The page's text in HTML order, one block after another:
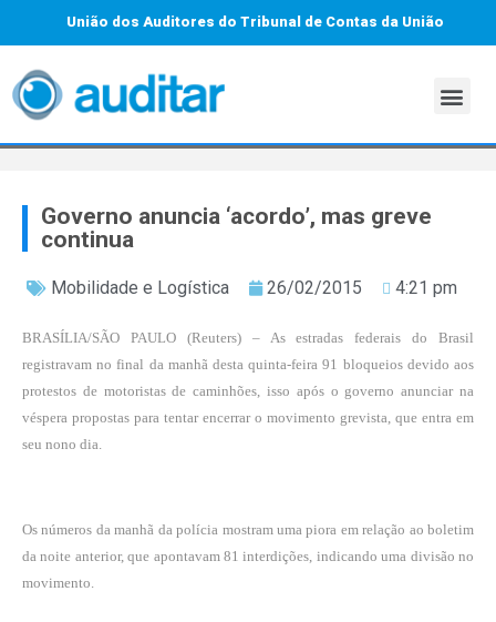
União dos Auditores do Tribunal de Contas da União
Governo anuncia ‘acordo’, mas greve
continua
Mobilidade e Logística 26/02/2015 4:21 pm
BRASÍLIA/SÃO PAULO (Reuters) – As estradas federais do Brasil
registravam no final da manhã desta quinta-feira 91 bloqueios devido aos
protestos de motoristas de caminhões, isso após o governo anunciar na
véspera propostas para tentar encerrar o movimento grevista, que entra em
seu nono dia.
Os números da manhã da polícia mostram uma piora em relação ao boletim
da noite anterior, que apontavam 81 interdições, indicando uma divisão no
movimento.